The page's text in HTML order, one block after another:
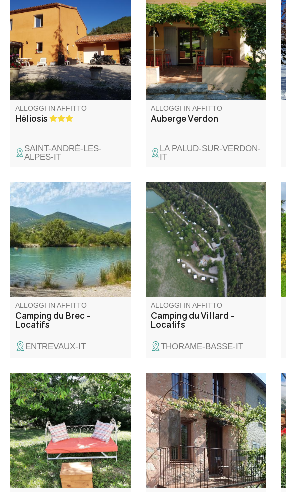
Grande casa con terreno
alberato nel cuore del Verdon,
vicino al Lac de Castillon e alla
scuola di parapendio. Ideale
per famiglie o gruppi di amici.
ALLOGGI IN AFFITTO
Héliosis
SAINT-ANDRÉ-LES-
ALPES-IT
Dotata di una terrazza ben
esposta e con vista sulle
montagne, la struttura ricettiva
Auberge Verdon si trova nei
pressi di La Palud, all’inizio
della Route des Crêtes.
ALLOGGI IN AFFITTO
Auberge Verdon
LA PALUD-SUR-VERDON-
IT
Tranquillo campeggio a
conduzione familiare a pochi
minuti dal borgo medievale di
Entrevaux. Bel lago per
nuotare e pescare. Ottima
posizione per scoprire il
Verdon, la Costa Azzurra e le
Alpi Marittime.
ALLOGGI IN AFFITTO
Camping du Brec -
Locatifs
ENTREVAUX-IT
Il campeggio Villard è un
paradiso di pace e tranquillità.
Situato tra le Gole del Verdon e
l'Haut Verdon, a 1 km da
Thorame-Basse. Potrete
godere di un sito di 3 ettari con
piazzole non definite e chalet in
legno, senza traffico.
ALLOGGI IN AFFITTO
Camping du Villard -
Locatifs
THORAME-BASSE-IT
In una casa colonica del 1890,
completamente indipendente,
che preserva la privacy dei suoi
occupanti, accogliente,
luminosa, il piccolo Pandous vi
accoglie per farvi staccare dalla
vita quotidiana. Uno spazio
esterno per rilassarsi,
leggere…
Immersa nel cuore del piccolo
borgo di Gévaudan, questa
casa di paese splendidamente
ristrutturata dispone di un
balcone privato da cui si gode
la vista sulla valle. Un luogo di
soggiorno ideale per chi cerca
tranquillità e autenticità.